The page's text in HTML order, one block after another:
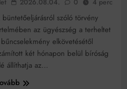
akár 5 százalékkal is
után az
meg: minket
város
mint a szerelem
2026.08.04. 0 4 perc
szóló törvény
az ügyészség a terheltet
elkövetésétől
két hónapon belül bíróság
állíthatja az…